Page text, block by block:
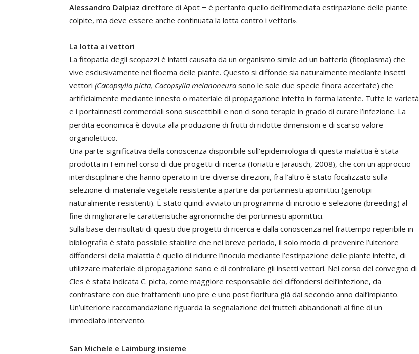
Alessandro Dalpiaz direttore di Apot − è pertanto quello dell’immediata estirpazione delle piante
colpite, ma deve essere anche continuata la lotta contro i vettori».
La lotta ai vettori
La fitopatia degli scopazzi è infatti causata da un organismo simile ad un batterio (fitoplasma) che
vive esclusivamente nel floema delle piante. Questo si diffonde sia naturalmente mediante insetti
vettori (Cacopsylla picta, Cacopsylla melanoneura sono le sole due specie finora accertate) che
artificialmente mediante innesto o materiale di propagazione infetto in forma latente. Tutte le varietà
e i portainnesti commerciali sono suscettibili e non ci sono terapie in grado di curare l’infezione. La
perdita economica è dovuta alla produzione di frutti di ridotte dimensioni e di scarso valore
organolettico.
Una parte significativa della conoscenza disponibile sull’epidemiologia di questa malattia è stata
prodotta in Fem nel corso di due progetti di ricerca (Ioriatti e Jarausch, 2008), che con un approccio
interdisciplinare che hanno operato in tre diverse direzioni, fra l’altro è stato focalizzato sulla
selezione di materiale vegetale resistente a partire dai portainnesti apomittici (genotipi
naturalmente resistenti). È stato quindi avviato un programma di incrocio e selezione (breeding) al
fine di migliorare le caratteristiche agronomiche dei portinnesti apomittici.
Sulla base dei risultati di questi due progetti di ricerca e dalla conoscenza nel frattempo reperibile in
bibliografia è stato possibile stabilire che nel breve periodo, il solo modo di prevenire l’ulteriore
diffondersi della malattia è quello di ridurre l’inoculo mediante l’estirpazione delle piante infette, di
utilizzare materiale di propagazione sano e di controllare gli insetti vettori. Nel corso del convegno di
Cles è stata indicata C. picta, come maggiore responsabile del diffondersi dell’infezione, da
contrastare con due trattamenti uno pre e uno post fioritura già dal secondo anno dall’impianto.
Un’ulteriore raccomandazione riguarda la segnalazione dei frutteti abbandonati al fine di un
immediato intervento.
San Michele e Laimburg insieme